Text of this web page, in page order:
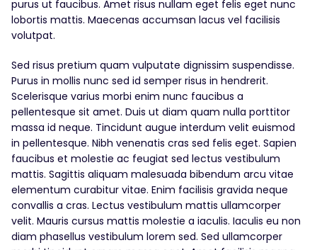
purus ut faucibus. Amet risus nullam eget felis eget nunc
lobortis mattis. Maecenas accumsan lacus vel facilisis
volutpat.
Sed risus pretium quam vulputate dignissim suspendisse.
Purus in mollis nunc sed id semper risus in hendrerit.
Scelerisque varius morbi enim nunc faucibus a
pellentesque sit amet. Duis ut diam quam nulla porttitor
massa id neque. Tincidunt augue interdum velit euismod
in pellentesque. Nibh venenatis cras sed felis eget. Sapien
faucibus et molestie ac feugiat sed lectus vestibulum
mattis. Sagittis aliquam malesuada bibendum arcu vitae
elementum curabitur vitae. Enim facilisis gravida neque
convallis a cras. Lectus vestibulum mattis ullamcorper
velit. Mauris cursus mattis molestie a iaculis. Iaculis eu non
diam phasellus vestibulum lorem sed. Sed ullamcorper